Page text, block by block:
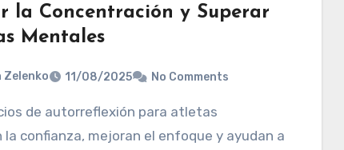
la Concentración y Superar
Mentales
Zelenko 11/08/2025 No Comments
la confianza, mejoran el enfoque y ayudan a